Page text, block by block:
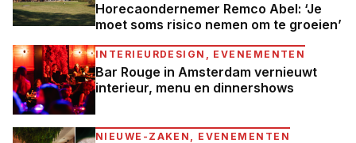
Horecaondernemer Remco Abel: ‘Je
moet soms risico nemen om te groeien’
INTERIEURDESIGN, EVENEMENTEN
Bar Rouge in Amsterdam vernieuwt
interieur, menu en dinnershows
NIEUWE-ZAKEN, EVENEMENTEN